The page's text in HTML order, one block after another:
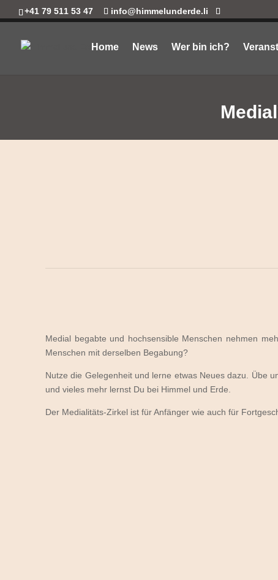
+41 79 511 53 47 info@himmelunderde.li
Home News Wer bin ich?
Medial begabte und hochsensible Menschen nehmen
Menschen mit derselben Begabung?
Nutze die Gelegenheit und lerne etwas Neues dazu. Übe
und vieles mehr lernst Du bei Himmel und Erde.
Der Medialitäts-Zirkel ist für Anfänger wie auch für